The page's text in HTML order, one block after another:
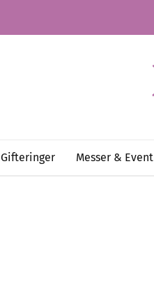
Gifteringer Messer & Event